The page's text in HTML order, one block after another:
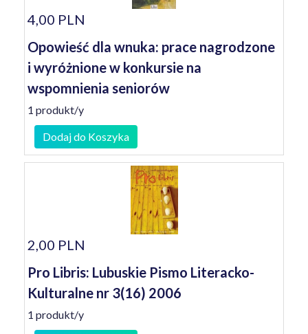
4,00 PLN
Opowieść dla wnuka: prace nagrodzone
i wyróżnione w konkursie na
wspomnienia seniorów
1 produkt/y
Dodaj do Koszyka
2,00 PLN
Pro Libris: Lubuskie Pismo Literacko-
Kulturalne nr 3(16) 2006
1 produkt/y